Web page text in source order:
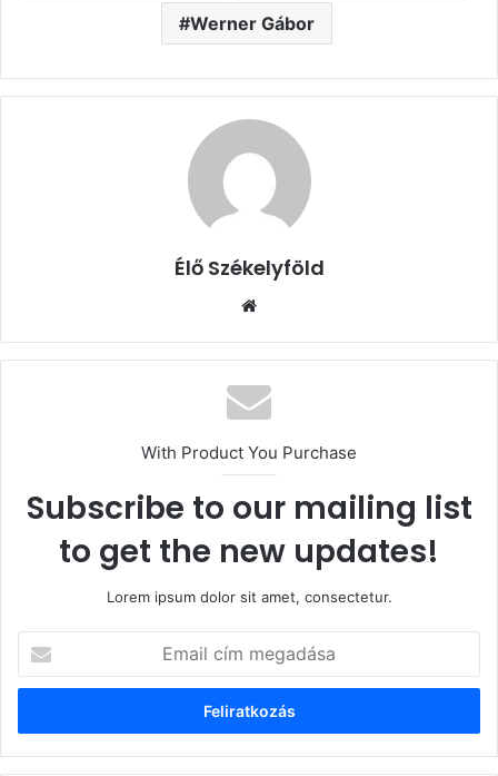
Werner Gábor
Élő Székelyföld
With Product You Purchase
Subscribe to our mailing list
to get the new updates!
Lorem ipsum dolor sit amet, consectetur.
cím
megadása